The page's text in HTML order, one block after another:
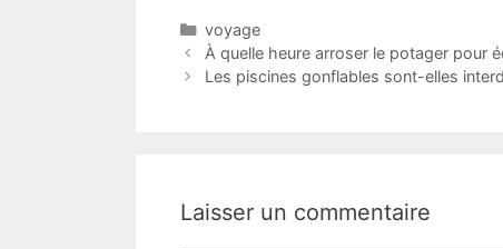
Catégories
voyage
À quelle heure arroser le potager pour
Les piscines gonflables sont-elles
Laisser un commentaire